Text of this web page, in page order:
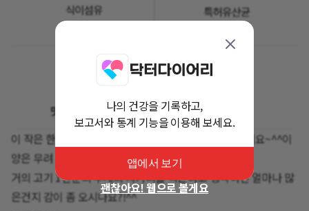
이 작은 한포에 식이섬유가 무려 2400mg이나 들어 있네요~^^이
양은 무려 치커리 120g의 양이라고 합니다!
거의 고기 1인분의 무게의 치커리를 먹는다고 생각하면 얼마나 많
은건지 감이 좀 오시나요?!^^
나의 건강을 기록하고,
보고서와 통계 기능을 이용해 보세요.
앱에서 보기
괜찮아요! 웹으로 볼게요